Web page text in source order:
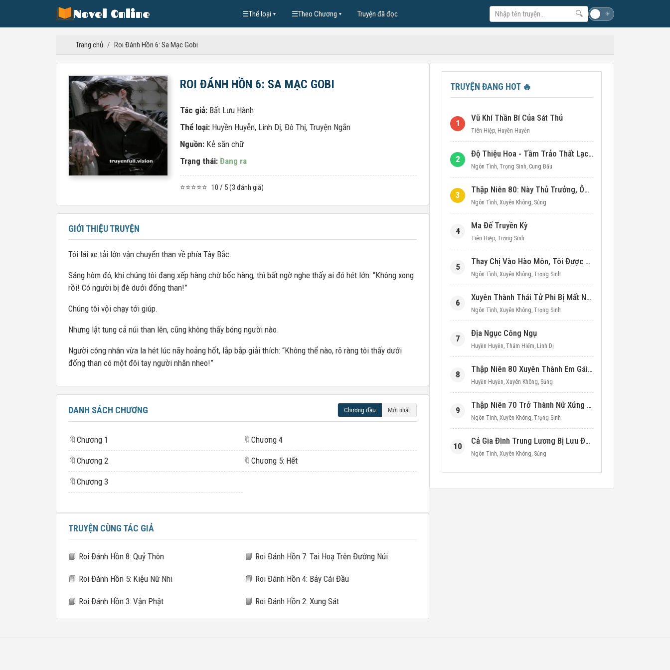
Novel Online ☰Thể loại ▼ ☰Theo Chương ▼ Truyện đã đọc 🔍 ☀
Trang chủ / Roi Đánh Hồn 6: Sa Mạc Gobi
ROI ĐÁNH HỒN 6: SA MẠC GOBI
Tác giả: Bất Lưu Hành
Thể loại: Huyền Huyễn, Linh Dị, Đô Thị, Truyện Ngắn
Nguồn: Kẻ săn chữ
Trạng thái: Đang ra
⭐⭐⭐⭐⭐ 10 / 5 (3 đánh giá)
GIỚI THIỆU TRUYỆN
Tôi lái xe tải lớn vận chuyển than về phía Tây Bắc.
Sáng hôm đó, khi chúng tôi đang xếp hàng chờ bốc hàng, thì bất ngờ nghe thấy ai đó hét lớn: “Không xong
rồi! Có người bị đè dưới đống than!”
Chúng tôi vội chạy tới giúp.
Nhưng lật tung cả núi than lên, cũng không thấy bóng người nào.
Người công nhân vừa la hét lúc nãy hoảng hốt, lắp bắp giải thích: “Không thể nào, rõ ràng tôi thấy dưới
đống than có một đôi tay người nhăn nheo!”
DANH SÁCH CHƯƠNG Chương đầu Mới nhất
🔖 Chương 1
🔖 Chương 2
🔖 Chương 3
🔖 Chương 4
🔖 Chương 5: Hết
TRUYỆN CÙNG TÁC GIẢ
📘 Roi Đánh Hồn 8: Quỷ Thôn 📘 Roi Đánh Hồn 7: Tai Hoạ Trên Đường Núi
📘 Roi Đánh Hồn 5: Kiệu Nữ Nhi 📘 Roi Đánh Hồn 4: Bảy Cái Đầu
📘 Roi Đánh Hồn 3: Vận Phật 📘 Roi Đánh Hồn 2: Xung Sát
TRUYỆN ĐANG HOT 🔥
1
Vũ Khí Thần Bí Của Sát Thủ
Tiên Hiệp, Huyền Huyễn
2
Độ Thiệu Hoa - Tầm Trảo Thất Lạc Đích Ái Tình
Ngôn Tình, Trọng Sinh, Cung Đấu
3
Thập Niên 80: Này Thủ Trưởng, Ôm Một Cái Đi!
Ngôn Tình, Xuyên Không, Sủng
4
Ma Đế Truyền Kỳ
Tiên Hiệp, Trọng Sinh
5
Thay Chị Vào Hào Môn, Tôi Được Cưng Chiều Hết Mực (Thập Niên 90)
Ngôn Tình, Xuyên Không, Trọng Sinh
6
Xuyên Thành Thái Tử Phi Bị Mất Nước
Ngôn Tình, Xuyên Không, Trọng Sinh
7
Địa Ngục Công Ngụ
Huyền Huyễn, Thám Hiểm, Linh Dị
8
Thập Niên 80 Xuyên Thành Em Gái Học Bá
Huyền Huyễn, Xuyên Không, Sủng
9
Thập Niên 70 Trở Thành Nữ Xứng Nuôi Con Làm Giàu
Ngôn Tình, Xuyên Không, Trọng Sinh
10
Cả Gia Đình Trung Lương Bị Lưu Đày, Ta Mang Không Gian Cứu Cả Nhà
Ngôn Tình, Xuyên Không, Sủng